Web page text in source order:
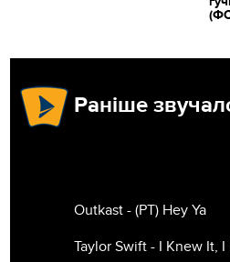
Раніше
Outkast - (РТ) Hey Ya
Taylor Swift - I Knew It, I